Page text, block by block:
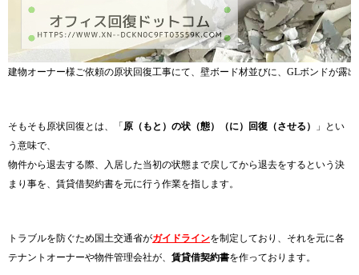
建物オーナー様ご依頼の原状回復工事にて、壁ボード材並びに、GLボンドが露
そもそも原状回復とは、「 原（もと）の状（態）（に）回復（させる）
」とい
う意味で、
物件から退去する際、入居した当初の状態まで戻してから退去をするという決
まり事を、賃貸借契約書を元に行う作業を指します。
トラブルを防ぐため国土交通省がガイドラインを制定しており、それを元に各
テナントオーナーや物件管理会社が、 賃貸借契約書を作っております。